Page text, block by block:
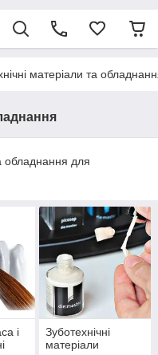
матеріали та
обладнання для
і
Зуботехнічні
матеріали